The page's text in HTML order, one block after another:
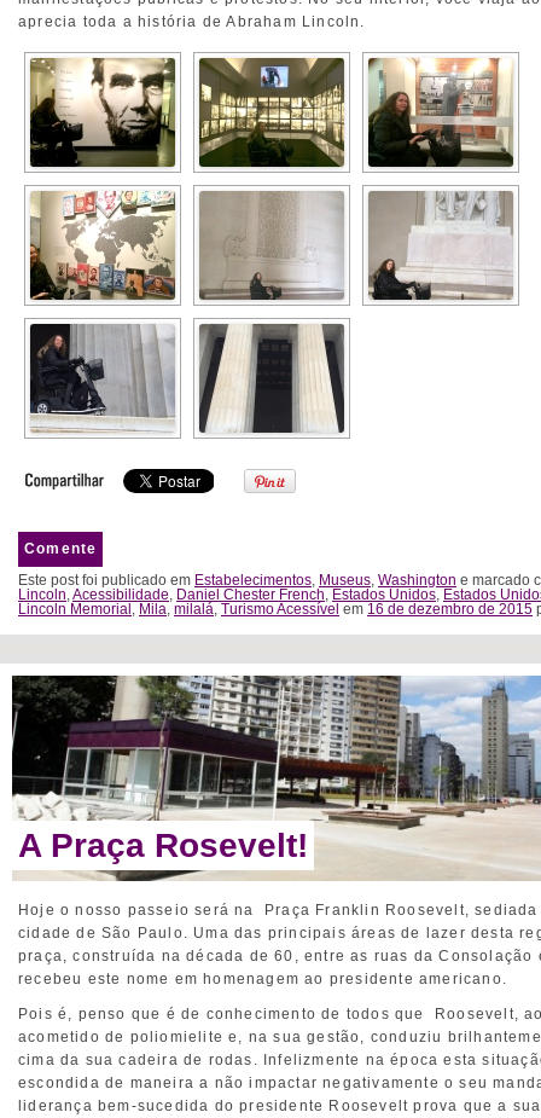
aprecia toda a história de Abraham Lincoln.
Comente
Este post foi publicado em Estabelecimentos, Museus, Washington e marcado
Lincoln,Acessibilidade, Daniel Chester French, Estados Unidos, Estados
Lincoln Memorial , Mila, milalá, Turismo Acessível em 16 de dezembro de 2015
A Praça Rosevelt!
Hoje o nosso passeio será na Praça Franklin Roosevelt,
cidade de São Paulo. Uma das principais áreas de lazer desta
praça, construída na década de 60, entre as ruas da Consolação
recebeu este nome em homenagem ao presidente americano.
Pois é, penso que é de conhecimento de todos que Roosevelt,
acometido de poliomielite e, na sua gestão, conduziu
cima da sua cadeira de rodas. Infelizmente na época esta
escondida de maneira a não impactar negativamente o seu
liderança bem-sucedida do presidente Roosevelt prova que a